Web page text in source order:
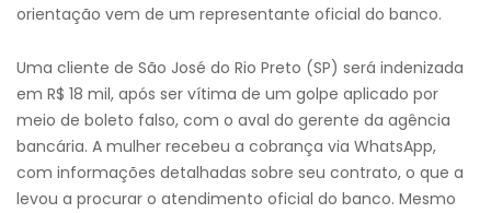
orientação vem de um representante oficial do banco.
Uma cliente de São José do Rio Preto (SP) será indenizada
em R$ 18 mil, após ser vítima de um golpe aplicado por
meio de boleto falso, com o aval do gerente da agência
bancária. A mulher recebeu a cobrança via WhatsApp,
com informações detalhadas sobre seu contrato, o que a
levou a procurar o atendimento oficial do banco. Mesmo